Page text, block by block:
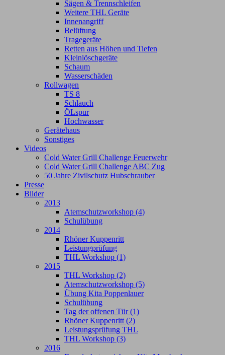
Sägen & Trennschleifen
Weitere THL Geräte
Innenangriff
Belüftung
Tragegeräte
Retten aus Höhen und Tiefen
Kleinlöschgeräte
Schaum
Wasserschäden
Rollwagen
TS 8
Schlauch
ÖLspur
Hochwasser
Gerätehaus
Sonstiges
Videos
Cold Water Grill Challenge Feuerwehr
Cold Water Grill Challenge ABC Zug
50 Jahre Zivilschutz Hubschrauber
Presse
Bilder
2013
Atemschutzworkshop (4)
Schulübung
2014
Rhöner Kuppenritt
Leistungprüfung
THL Workshop (1)
2015
THL Workshop (2)
Atemschutzworkshop (5)
Übung Kita Poppenlauer
Schulübung
Tag der offenen Tür (1)
Rhöner Kuppenritt (2)
Leistungsprüfung THL
THL Workshop (3)
2016